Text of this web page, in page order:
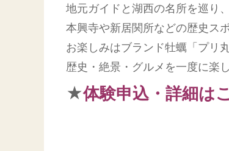
地元ガイドと湖西の名所を巡り
本興寺や新居関所などの歴史ス
お楽しみはブランド牡蠣「プリ
歴史・絶景・グルメを一度に楽
★体験申込・詳細は